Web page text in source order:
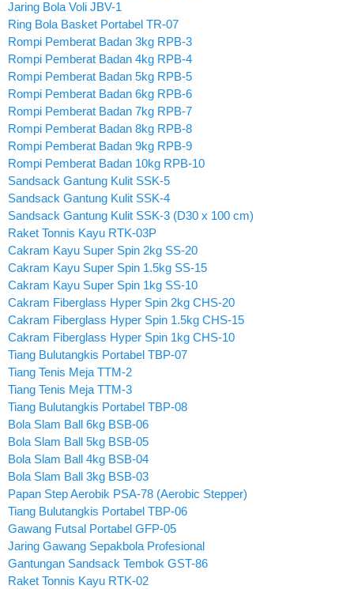
Jaring Bola Voli JBV-1
Ring Bola Basket Portabel TR-07
Rompi Pemberat Badan 3kg RPB-3
Rompi Pemberat Badan 4kg RPB-4
Rompi Pemberat Badan 5kg RPB-5
Rompi Pemberat Badan 6kg RPB-6
Rompi Pemberat Badan 7kg RPB-7
Rompi Pemberat Badan 8kg RPB-8
Rompi Pemberat Badan 9kg RPB-9
Rompi Pemberat Badan 10kg RPB-10
Sandsack Gantung Kulit SSK-5
Sandsack Gantung Kulit SSK-4
Sandsack Gantung Kulit SSK-3 (D30 x 100 cm)
Raket Tonnis Kayu RTK-03P
Cakram Kayu Super Spin 2kg SS-20
Cakram Kayu Super Spin 1.5kg SS-15
Cakram Kayu Super Spin 1kg SS-10
Cakram Fiberglass Hyper Spin 2kg CHS-20
Cakram Fiberglass Hyper Spin 1.5kg CHS-15
Cakram Fiberglass Hyper Spin 1kg CHS-10
Tiang Bulutangkis Portabel TBP-07
Tiang Tenis Meja TTM-2
Tiang Tenis Meja TTM-3
Tiang Bulutangkis Portabel TBP-08
Bola Slam Ball 6kg BSB-06
Bola Slam Ball 5kg BSB-05
Bola Slam Ball 4kg BSB-04
Bola Slam Ball 3kg BSB-03
Papan Step Aerobik PSA-78 (Aerobic Stepper)
Tiang Bulutangkis Portabel TBP-06
Gawang Futsal Portabel GFP-05
Jaring Gawang Sepakbola Profesional
Gantungan Sandsack Tembok GST-86
Raket Tonnis Kayu RTK-02